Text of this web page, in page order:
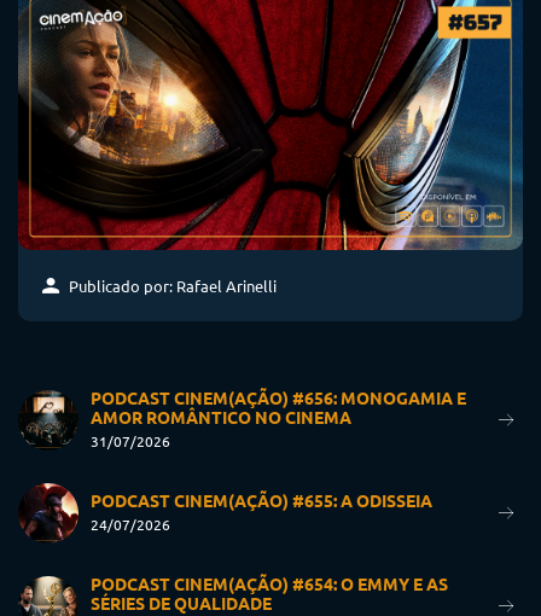
Publicado por: Rafael Arinelli
PODCAST CINEM(AÇÃO) #656: MONOGAMIA E
AMOR ROMÂNTICO NO CINEMA
31/07/2026
PODCAST CINEM(AÇÃO) #655: A ODISSEIA
24/07/2026
PODCAST CINEM(AÇÃO) #654: O EMMY E AS
SÉRIES DE QUALIDADE